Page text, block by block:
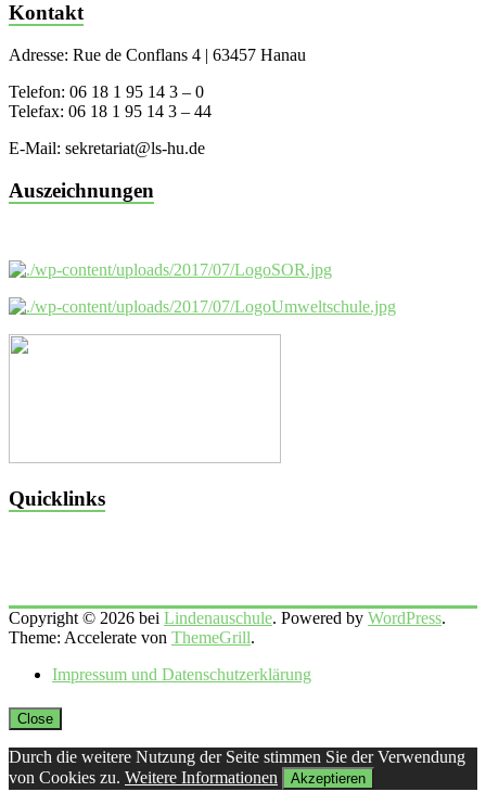
Kontakt
Adresse: Rue de Conflans 4 | 63457 Hanau
Telefon: 06 18 1 95 14 3 – 0
Telefax: 06 18 1 95 14 3 – 44
E-Mail: sekretariat@ls-hu.de
Auszeichnungen
Quicklinks
Copyright © 2026 bei Lindenauschule. Powered by WordPress.
Theme: Accelerate von ThemeGrill.
Impressum und Datenschutzerklärung
Close
Durch die weitere Nutzung der Seite stimmen Sie der Verwendung
von Cookies zu. Weitere Informationen Akzeptieren